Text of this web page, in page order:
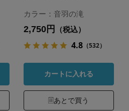
カラー：音羽の滝
2,750円 （税込）
4.8（532）
カートに入れる
あとで買う